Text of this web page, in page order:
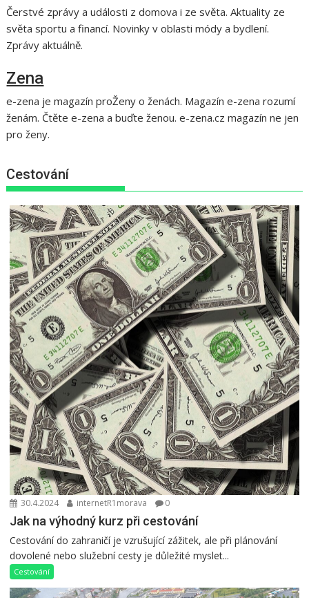
Čerstvé zprávy a události z domova i ze světa. Aktuality ze
světa sportu a financí. Novinky v oblasti módy a bydlení.
Zprávy aktuálně.
Zena
e-zena je magazín proŽeny o ženách. Magazín e-zena rozumí
ženám. Čtěte e-zena a buďte ženou. e-zena.cz magazín ne jen
pro ženy.
Cestování
30.4.2024 internetR1morava 0
Jak na výhodný kurz při cestování
Cestování do zahraničí je vzrušující zážitek, ale při plánování
dovolené nebo služební cesty je důležité myslet...
Cestování